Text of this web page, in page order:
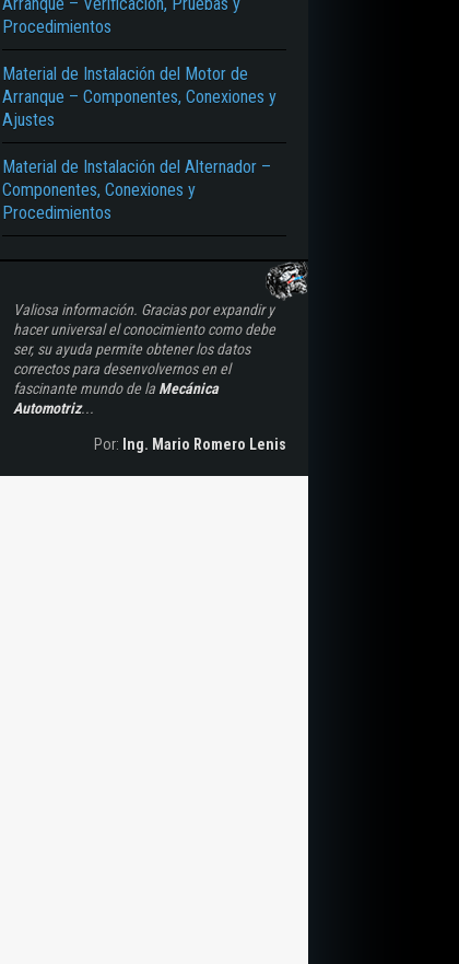
Procedimientos
Material de Instalación del Motor de
Arranque – Componentes, Conexiones y
Ajustes
Material de Instalación del Alternador –
Componentes, Conexiones y
Procedimientos
Valiosa información. Gracias por expandir y
hacer universal el conocimiento como debe
ser, su ayuda permite obtener los datos
correctos para desenvolvernos en el
fascinante mundo de la Mecánica
Automotriz...
Por: Ing. Mario Romero Lenis